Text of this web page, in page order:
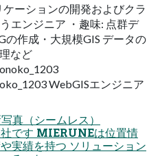
ケーションの開発およびクラ
エンジニア ・趣味: 点群デ
の作成・大規模GIS データの
など
WebGISエンジニア
真（シームレス）
です MIERUNEは位置情
実績を持つ ソリューション